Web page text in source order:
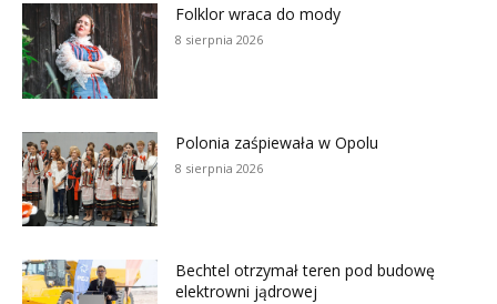
Folklor wraca do mody
8 sierpnia 2026
Polonia zaśpiewała w Opolu
8 sierpnia 2026
Bechtel otrzymał teren pod budowę
elektrowni jądrowej